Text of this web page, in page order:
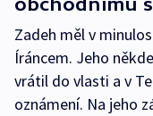
obchodnímu
Zadeh měl v
Íráncem. Jeho
vrátil do vlasti a v
oznámení. Na jeho